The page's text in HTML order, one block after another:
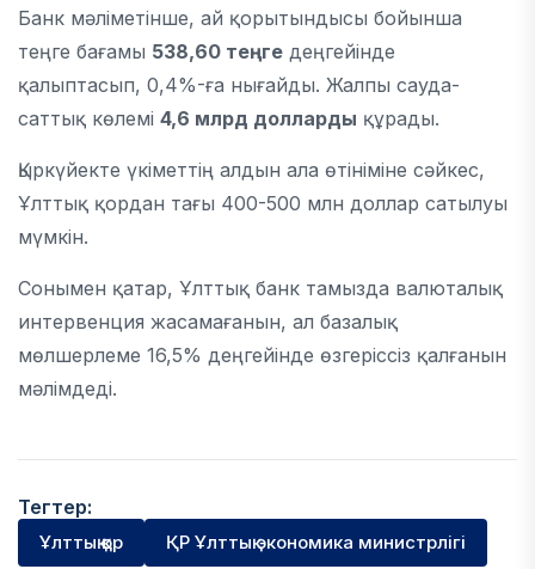
Банк мәліметінше, ай қорытындысы бойынша
теңге бағамы 538,60 теңге деңгейінде
қалыптасып, 0,4%-ға нығайды. Жалпы сауда-
саттық көлемі 4,6 млрд долларды құрады.
Қыркүйекте үкіметтің алдын ала өтініміне сәйкес,
Ұлттық қордан тағы 400-500 млн доллар сатылуы
мүмкін.
Сонымен қатар, Ұлттық банк тамызда валюталық
интервенция жасамағанын, ал базалық
мөлшерлеме 16,5% деңгейінде өзгеріссіз қалғанын
мәлімдеді.
Тегтер:
Ұлттық қор ҚР Ұлттық экономика министрлігі